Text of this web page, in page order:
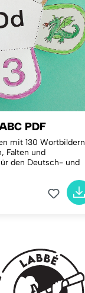
PDF
mit 130 Wortbildern
Falten und
den Deutsch- und